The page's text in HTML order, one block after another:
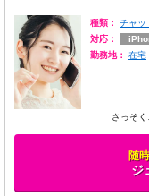
種類：
チャッ
対応：
勤務地：
在宅
さっそ
随
ジ